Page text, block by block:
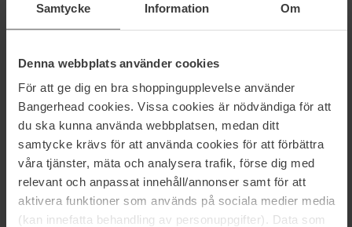
Samtycke Information Om
Denna webbplats använder cookies
För att ge dig en bra shoppingupplevelse använder
Bangerhead cookies. Vissa cookies är nödvändiga för att
du ska kunna använda webbplatsen, medan ditt
samtycke krävs för att använda cookies för att förbättra
våra tjänster, mäta och analysera trafik, förse dig med
relevant och anpassat innehåll/annonser samt för att
aktivera funktioner som används på sociala medier media
(kan innefatta behandling av personuppgifter). Data som
Basert på 19 anmeldelser
0%
0%
2025-12-11
Nydelig lukt 💚